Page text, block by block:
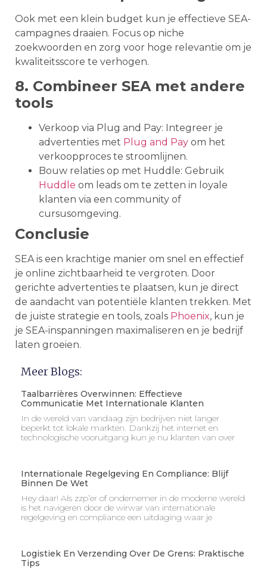
Ook met een klein budget kun je effectieve SEA-
campagnes draaien. Focus op niche
zoekwoorden en zorg voor hoge relevantie om je
kwaliteitsscore te verhogen.
8. Combineer SEA met andere
tools
Verkoop via Plug and Pay: Integreer je
advertenties met Plug and Pay om het
verkoopproces te stroomlijnen.
Bouw relaties op met Huddle: Gebruik
Huddle om leads om te zetten in loyale
klanten via een community of
cursusomgeving.
Conclusie
SEA is een krachtige manier om snel en effectief
je online zichtbaarheid te vergroten. Door
gerichte advertenties te plaatsen, kun je direct
de aandacht van potentiële klanten trekken. Met
de juiste strategie en tools, zoals Phoenix, kun je
je SEA-inspanningen maximaliseren en je bedrijf
laten groeien.
Meer Blogs:
Taalbarrières Overwinnen: Effectieve
Communicatie Met Internationale Klanten
In de wereld van vandaag zijn bedrijven niet langer
beperkt tot lokale markten. Dankzij het internet en
technologische vooruitgang kun je nu klanten van over
Internationale Regelgeving En Compliance: Blijf
Binnen De Wet
Hey daar! Als zzp’er of ondernemer in de moderne wereld
is het navigeren door de wirwar van internationale
regelgeving en compliance een uitdaging waar je
Logistiek En Verzending Over De Grens: Praktische
Tips